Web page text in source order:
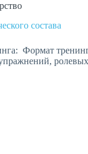
состава
Формат